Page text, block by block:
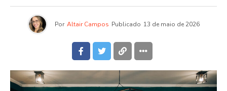
Por Altair Campos Publicado 13 de maio de 2026